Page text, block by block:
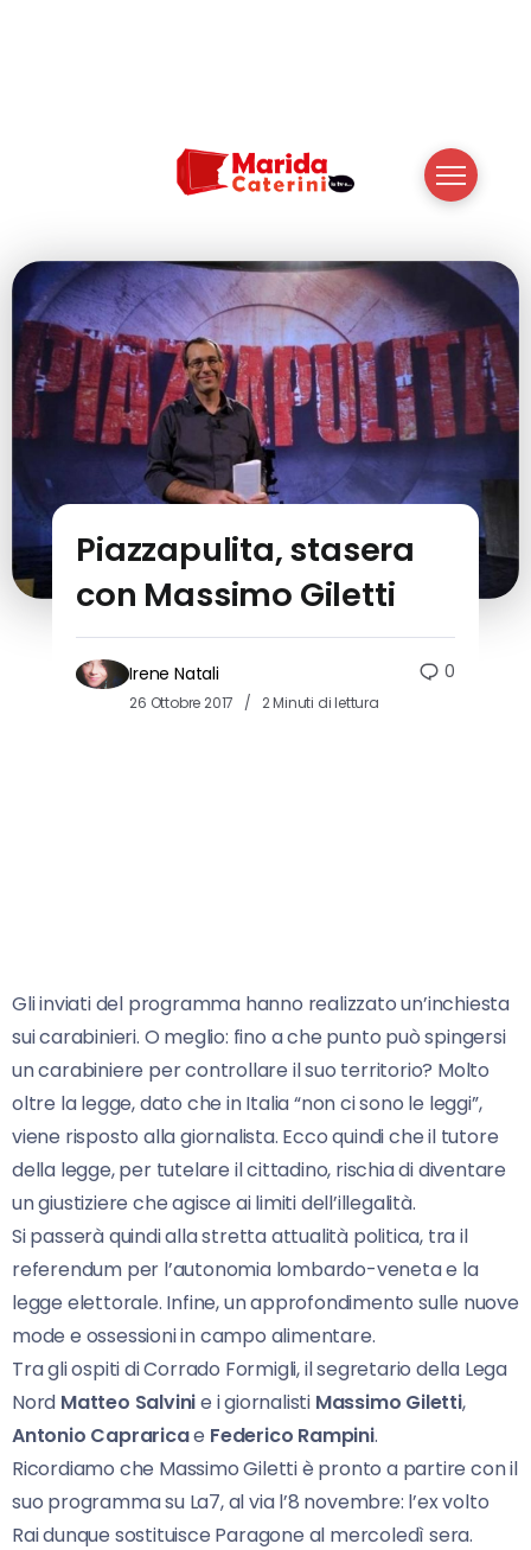
Piazzapulita, stasera
con Massimo Giletti
Irene Natali
26 Ottobre 2017 2 Minuti di lettura
0
Gli inviati del programma hanno realizzato un’inchiesta
sui carabinieri. O meglio: fino a che punto può spingersi
un carabiniere per controllare il suo territorio? Molto
oltre la legge, dato che in Italia “non ci sono le leggi”,
viene risposto alla giornalista. Ecco quindi che il tutore
della legge, per tutelare il cittadino, rischia di diventare
un giustiziere che agisce ai limiti dell’illegalità.
Si passerà quindi alla stretta attualità politica, tra il
referendum per l’autonomia lombardo-veneta e la
legge elettorale. Infine, un approfondimento sulle nuove
mode e ossessioni in campo alimentare.
Tra gli ospiti di Corrado Formigli, il segretario della Lega
Nord Matteo Salvinie i giornalisti Massimo Giletti,
Antonio Capraricae Federico Rampini.
Ricordiamo che Massimo Giletti è pronto a partire con il
suo programma su La7, al via l’8 novembre: l’ex volto
Rai dunque sostituisce Paragone al mercoledì sera.